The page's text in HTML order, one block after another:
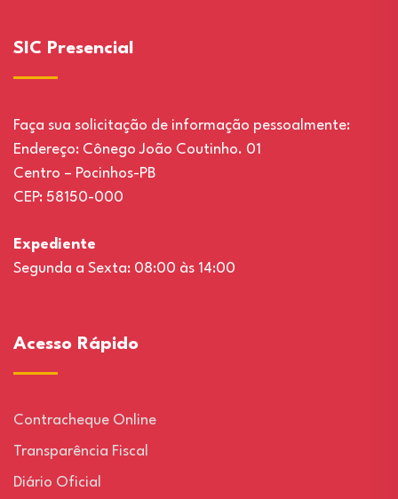
SIC Presencial
Faça sua solicitação de informação pessoalmente:
Endereço: Cônego João Coutinho. 01
Centro – Pocinhos-PB
CEP: 58150-000
Expediente
Segunda a Sexta: 08:00 às 14:00
Acesso Rápido
Contracheque Online
Transparência Fiscal
Diário Oficial